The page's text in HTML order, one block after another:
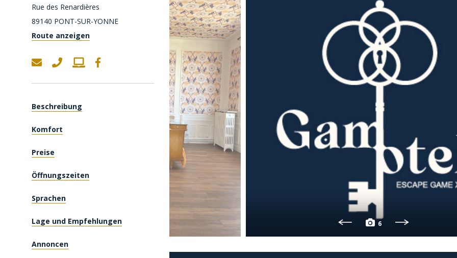
Rue des Renardières
89140 PONT-SUR-YONNE
Route anzeigen
Beschreibung
Komfort
Preise
Öffnungszeiten
Sprachen
Lage und Empfehlungen
Annoncen
6